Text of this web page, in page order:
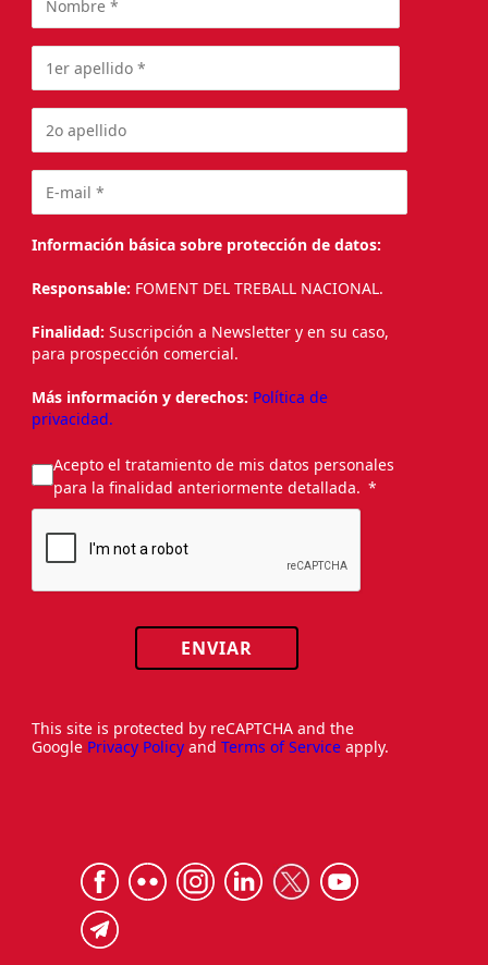
Información básica sobre protección de datos:
Responsable: FOMENT DEL TREBALL NACIONAL.
Finalidad: Suscripción a Newsletter y en su caso,
para prospección comercial.
Más información y derechos: Política de
privacidad.
Acepto el tratamiento de mis datos personales
para la finalidad anteriormente detallada.
ENVIAR
This site is protected by reCAPTCHA and the
Google Privacy Policy and Terms of Service apply.